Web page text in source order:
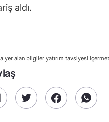
aldı.
yer alan bilgiler yatırım tavsiyesi